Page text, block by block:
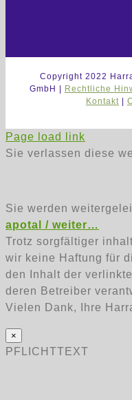
Copyright 2022
GmbH |
Rechtliche
Kontakt
Page load link
Sie verlassen diese
Sie werden
apotal / weiter…
Trotz sorgfältiger
wir keine Haftung für
den Inhalt der
deren Betreiber
Vielen Dank, Ihre
×
PFLICHTTEXT